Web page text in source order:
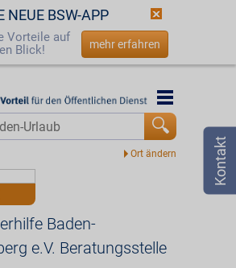
NEUE BSW-APP
Vorteile auf
Blick!
mehr erfahren
Baden-
e.V. Beratungsstelle